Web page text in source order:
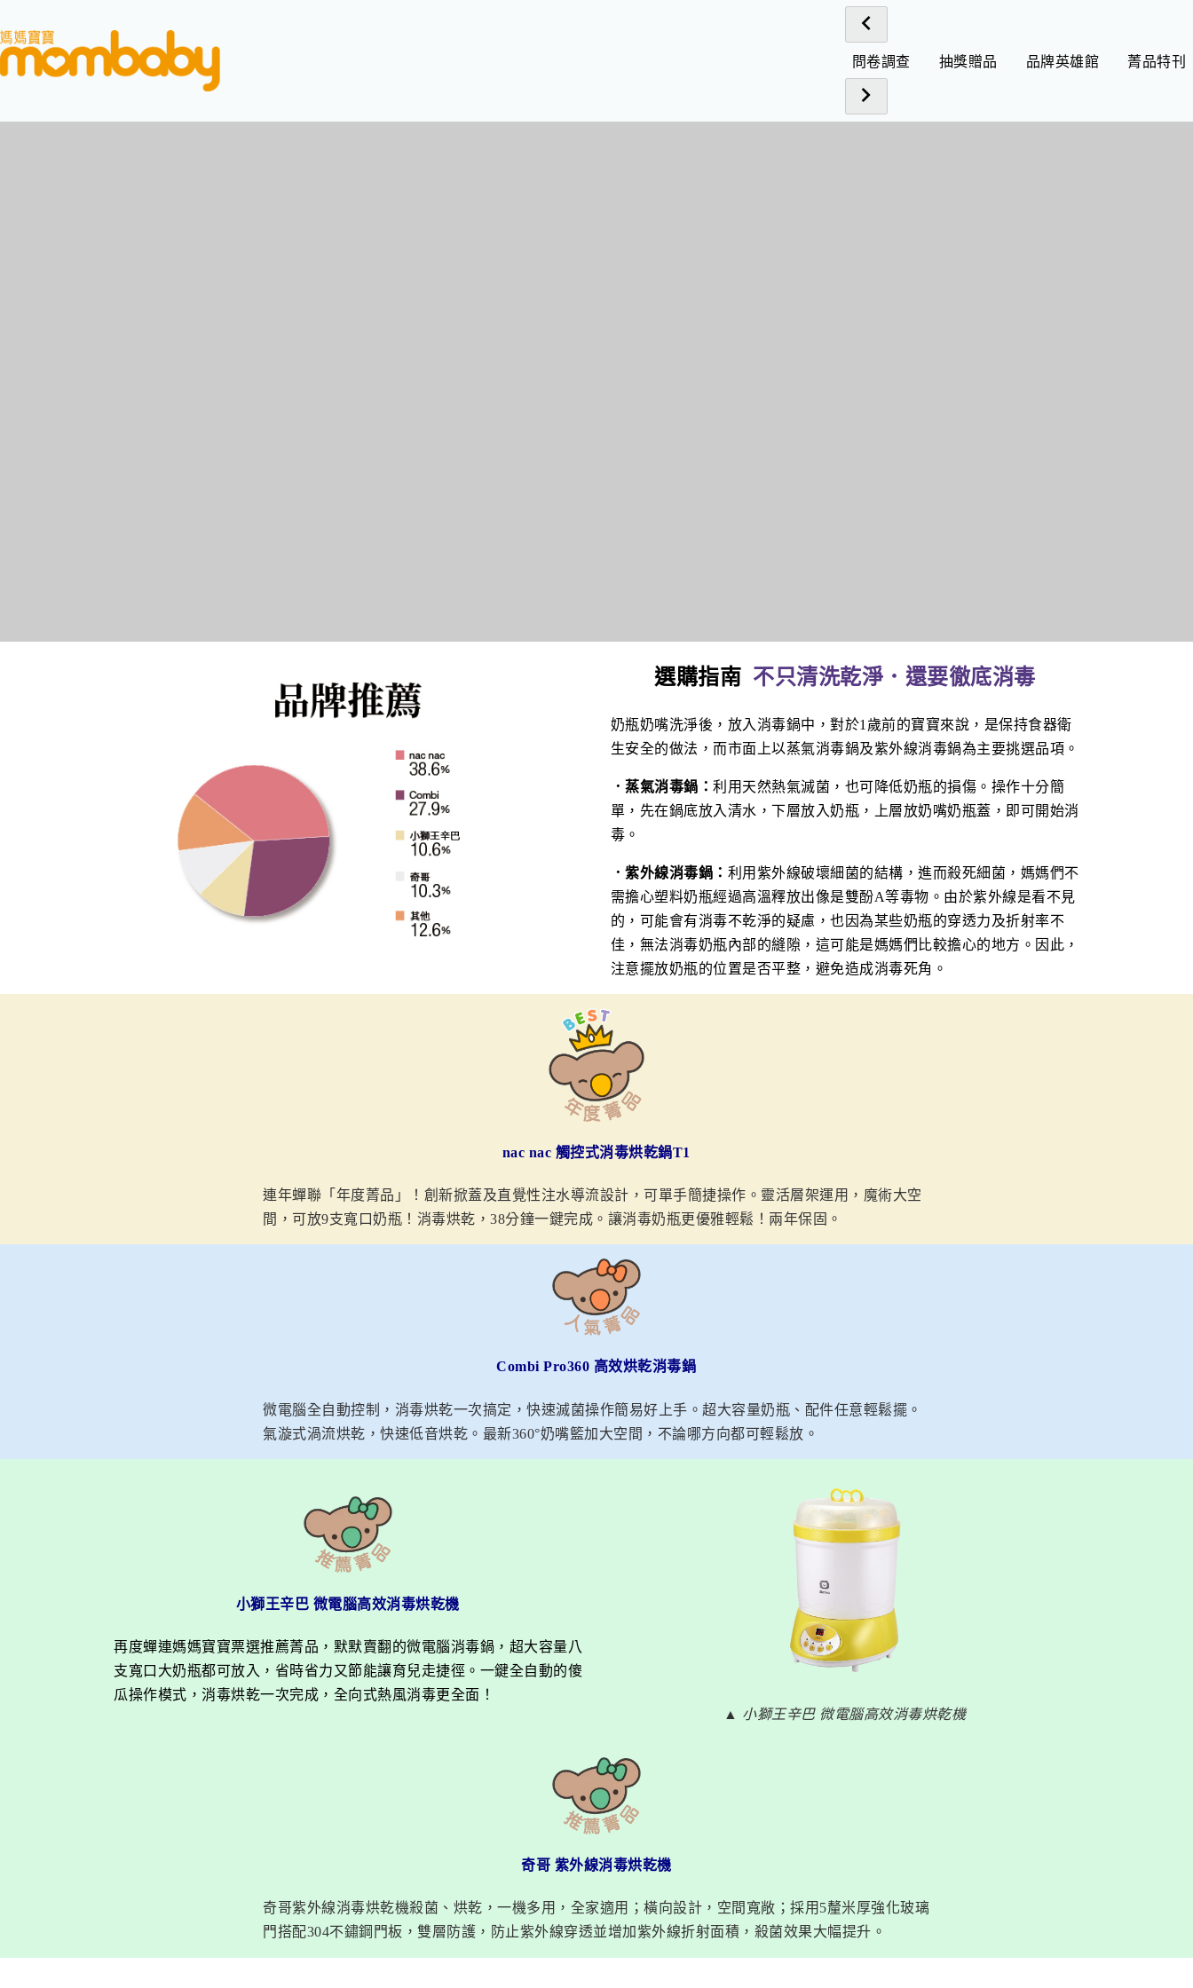
問卷調查 抽獎贈品 品牌英雄館 菁品特刊
選購指南 不只清洗乾淨．還要徹底消毒
奶瓶奶嘴洗淨後，放入消毒鍋中，對於1歲前的寶寶來說，是保持食器衛
生安全的做法，而市面上以蒸氣消毒鍋及紫外線消毒鍋為主要挑選品項。
．蒸氣消毒鍋：利用天然熱氣滅菌，也可降低奶瓶的損傷。操作十分簡
單，先在鍋底放入清水，下層放入奶瓶，上層放奶嘴奶瓶蓋，即可開始消
毒。
．紫外線消毒鍋： 利用紫外線破壞細菌的結構，進而殺死細菌，媽媽們不
需擔心塑料奶瓶經過高溫釋放出像是雙酚A等毒物。由於紫外線是看不見
的，可能會有消毒不乾淨的疑慮，也因為某些奶瓶的穿透力及折射率不
佳，無法消毒奶瓶內部的縫隙，這可能是媽媽們比較擔心的地方。因此，
注意擺放奶瓶的位置是否平整，避免造成消毒死角。
nac nac 觸控式消毒烘乾鍋T1
連年蟬聯「年度菁品」！創新掀蓋及直覺性注水導流設計，可單手簡捷操作。靈活層架運用，魔術大空
間，可放9支寬口奶瓶！消毒烘乾，38分鐘一鍵完成。讓消毒奶瓶更優雅輕鬆！兩年保固。
Combi Pro360 高效烘乾消毒鍋
微電腦全自動控制，消毒烘乾一次搞定，快速滅菌操作簡易好上手。超大容量奶瓶、配件任意輕鬆擺。
氣漩式渦流烘乾，快速低音烘乾。最新360°奶嘴籃加大空間，不論哪方向都可輕鬆放。
小獅王辛巴 微電腦高效消毒烘乾機
再度蟬連媽媽寶寶票選推薦菁品，默默賣翻的微電腦消毒鍋，超大容量八
支寬口大奶瓶都可放入，省時省力又節能讓育兒走捷徑。一鍵全自動的傻
瓜操作模式，消毒烘乾一次完成，全向式熱風消毒更全面！
▲ 小獅王辛巴 微電腦高效消毒烘乾機
奇哥 紫外線消毒烘乾機
奇哥紫外線消毒烘乾機殺菌、烘乾，一機多用，全家適用；橫向設計，空間寬敞；採用5釐米厚強化玻璃
門搭配304不鏽鋼門板，雙層防護，防止紫外線穿透並增加紫外線折射面積，殺菌效果大幅提升。